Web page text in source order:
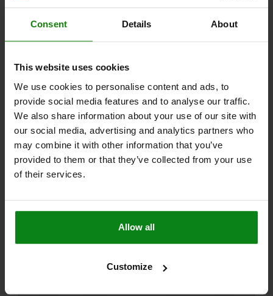
Consent Details About
This website uses cookies
We use cookies to personalise content and ads, to
provide social media features and to analyse our traffic.
We also share information about your use of our site with
our social media, advertising and analytics partners who
may combine it with other information that you’ve
provided to them or that they’ve collected from your use
of their services.
Allow all
Customize
$10.42
más gastos de envío
06100
BOTÓN MOLETEADO TA.1, FORMA:A SIN
GRADUACIONES, D=5, D1=21, H=22, TERMOPLÁSTICO
CUBIERTA:AMARILLO RAL1021
PERFORACIÓN=5 DIÁMETRO EXTERIOR=21 ALTURA=22
COLOR CUBIERTA =AMARILLO COLZA RAL 1021
06100-11057